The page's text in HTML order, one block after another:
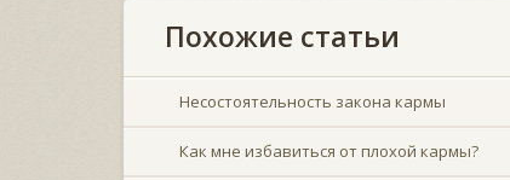
Похожие статьи
Несостоятельность закона кармы
Как мне избавиться от плохой кармы?